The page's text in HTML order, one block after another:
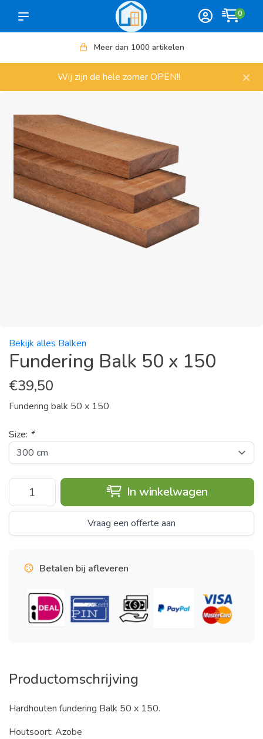
0
Meer dan 1000 artikelen
Wij zijn de hele zomer OPEN!! ×
Bekijk alles Balken
Fundering Balk 50 x 150
€39,50
Fundering balk 50 x 150
Size: *
In winkelwagen
Vraag een offerte aan
Betalen bij afleveren
Productomschrijving
Hardhouten fundering Balk 50 x 150.
Houtsoort: Azobe